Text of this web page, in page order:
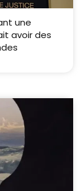
une
avoir des